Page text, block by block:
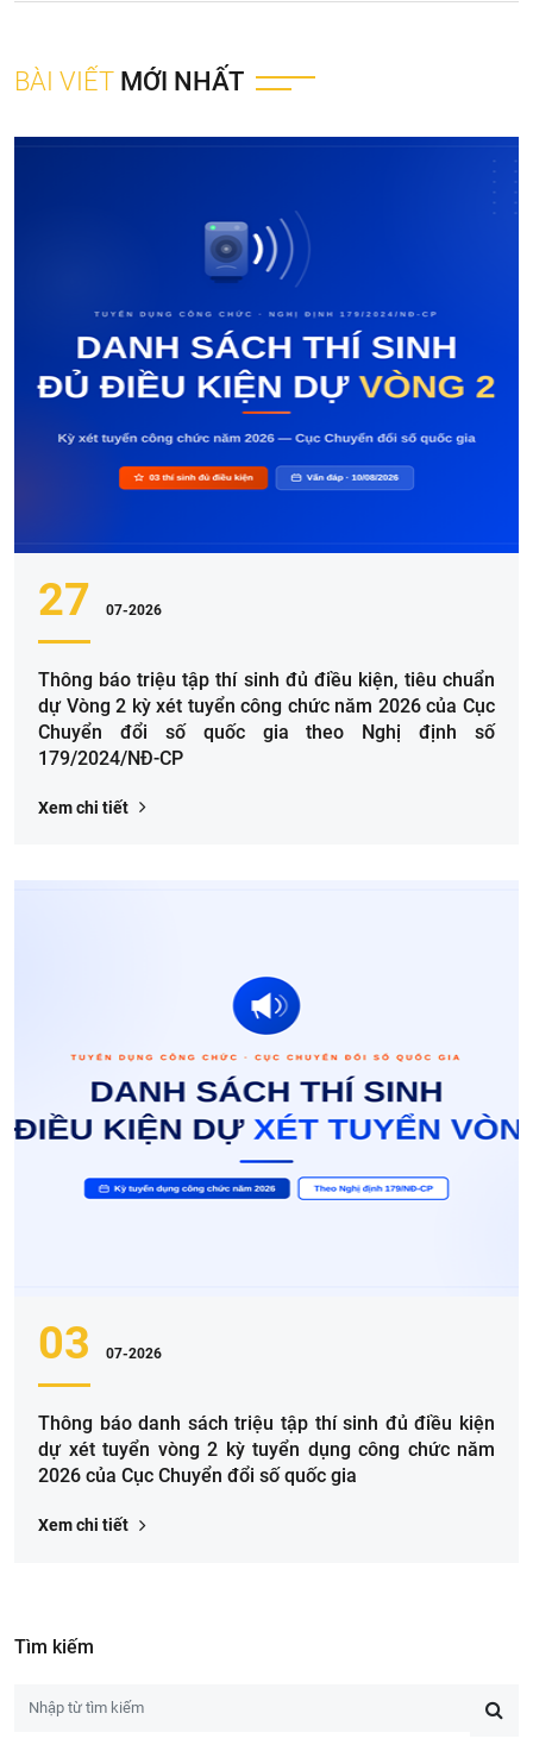
BÀI VIẾT MỚI NHẤT
27 07-2026
Thông báo triệu tập thí sinh đủ điều kiện, tiêu chuẩn
dự Vòng 2 kỳ xét tuyển công chức năm 2026 của Cục
Chuyển đổi số quốc gia theo Nghị định số
179/2024/NĐ-CP
Xem chi tiết
03 07-2026
Thông báo danh sách triệu tập thí sinh đủ điều kiện
dự xét tuyển vòng 2 kỳ tuyển dụng công chức năm
2026 của Cục Chuyển đổi số quốc gia
Xem chi tiết
Tìm kiếm